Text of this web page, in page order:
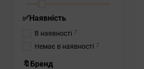
✅Наявність
В наявності 7
Немає в наявності 7
🔖Бренд